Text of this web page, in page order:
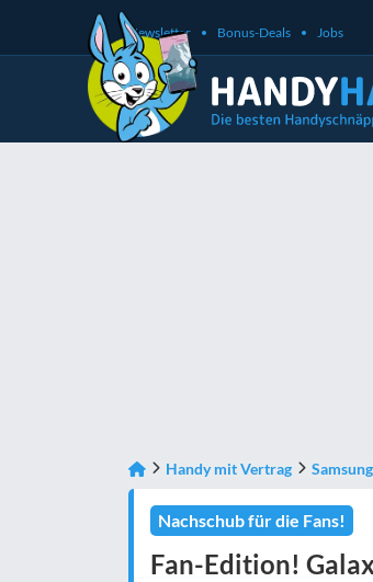
Newsletter Bonus-Deals Jobs
Handy mit Vertrag Samsung
Nachschub für die Fans!
Fan-Edition!